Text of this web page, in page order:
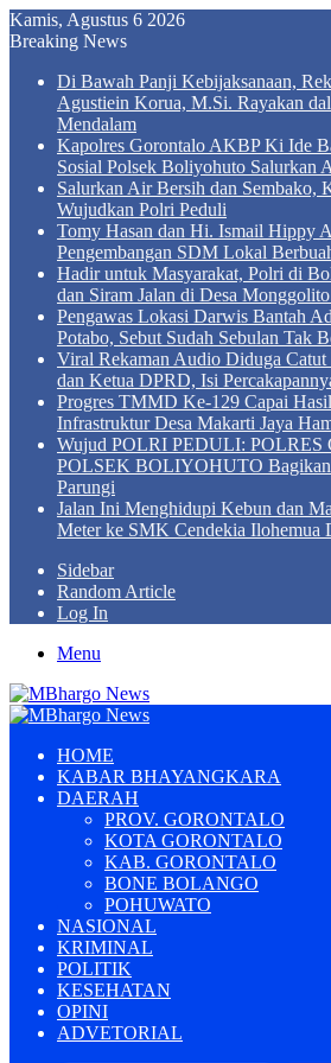
Kamis, Agustus 6 2026
Breaking News
Di Bawah Panji Kebijaksanaan,
Agustiein Korua, M.Si. Rayakan
Mendalam
Kapolres Gorontalo AKBP Ki Ide
Sosial Polsek Boliyohuto Salurkan
Salurkan Air Bersih dan Sembako,
Wujudkan Polri Peduli
Tomy Hasan dan Hi. Ismail Hippy
Pengembangan SDM Lokal
Hadir untuk Masyarakat, Polri di
dan Siram Jalan di Desa
Pengawas Lokasi Darwis Bantah
Potabo, Sebut Sudah Sebulan Tak
Viral Rekaman Audio Diduga
dan Ketua DPRD, Isi
Progres TMMD Ke-129 Capai
Infrastruktur Desa Makarti Jaya
Wujud POLRI PEDULI:
POLSEK BOLIYOHUTO Bagikan
Parungi
Jalan Ini Menghidupi Kebun dan
Meter ke SMK Cendekia Ilohemua
Sidebar
Random Article
Log In
Menu
HOME
KABAR BHAYANGKARA
DAERAH
PROV. GORONTALO
KOTA GORONTALO
KAB. GORONTALO
BONE BOLANGO
POHUWATO
NASIONAL
KRIMINAL
POLITIK
KESEHATAN
OPINI
ADVETORIAL